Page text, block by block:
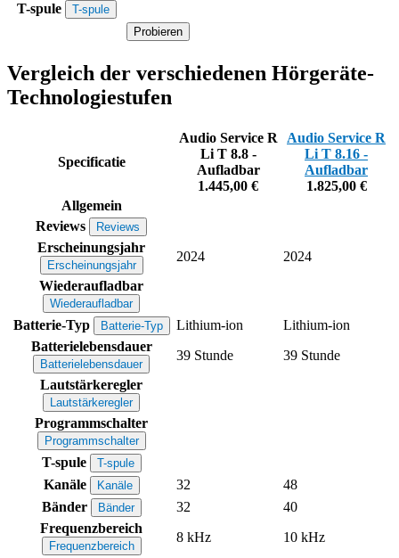
T-spule
T-spule
Probieren
Vergleich der verschiedenen Hörgeräte-
Technologiestufen
Specificatie
Audio Service R
Li T 8.8 -
Aufladbar
1.445,00 €
Audio Service R
Li T 8.16 -
Aufladbar
1.825,00 €
Allgemein
Reviews
Reviews
Erscheinungsjahr
Erscheinungsjahr
2024
2024
Wiederaufladbar
Wiederaufladbar
Batterie-Typ Batterie-Typ Lithium-ion
Lithium-ion
Batterielebensdauer
Batterielebensdauer
39 Stunde
39 Stunde
Lautstärkeregler
Lautstärkeregler
Programmschalter
Programmschalter
T-spule T-spule
Kanäle Kanäle 32
48
Bänder
Bänder 32
40
Frequenzbereich
Frequenzbereich
8 kHz
10 kHz